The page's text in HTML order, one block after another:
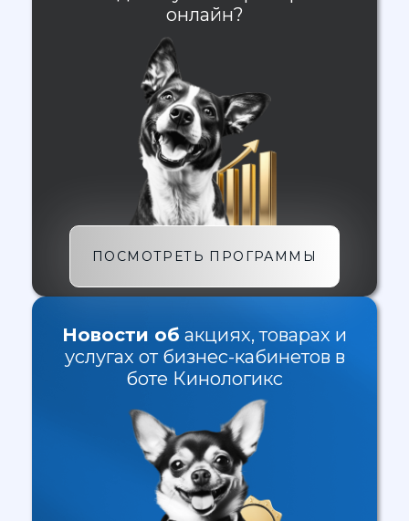
онлайн?
ПОСМОТРЕТЬ ПРОГРАММЫ
Новости об акциях, товарах и
услугах от бизнес-кабинетов в
боте Кинологикс